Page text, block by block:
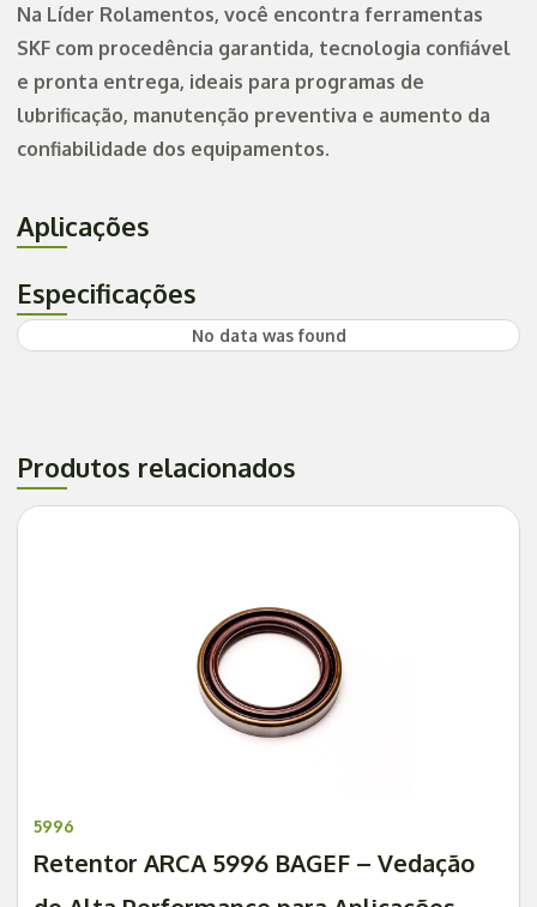
Na Líder Rolamentos, você encontra ferramentas
SKF com procedência garantida, tecnologia confiável
e pronta entrega, ideais para programas de
lubrificação, manutenção preventiva e aumento da
confiabilidade dos equipamentos.
Aplicações
Especificações
No data was found
Produtos relacionados
5996
Retentor ARCA 5996 BAGEF – Vedação